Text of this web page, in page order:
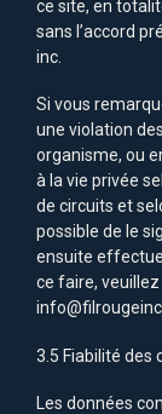
ce site, en
sans l’accord
inc.
Si vous
une violation
organisme, ou
à la vie privée
de circuits et
possible de le
ensuite
ce faire, veuillez
3.5 Fiabilité des
Les données